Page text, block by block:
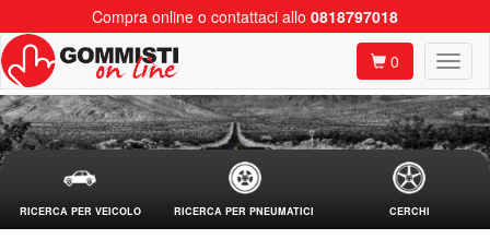
Compra online o contattaci allo 0818797018
0
RICERCA PER VEICOLO RICERCA PER PNEUMATICI CERCHI